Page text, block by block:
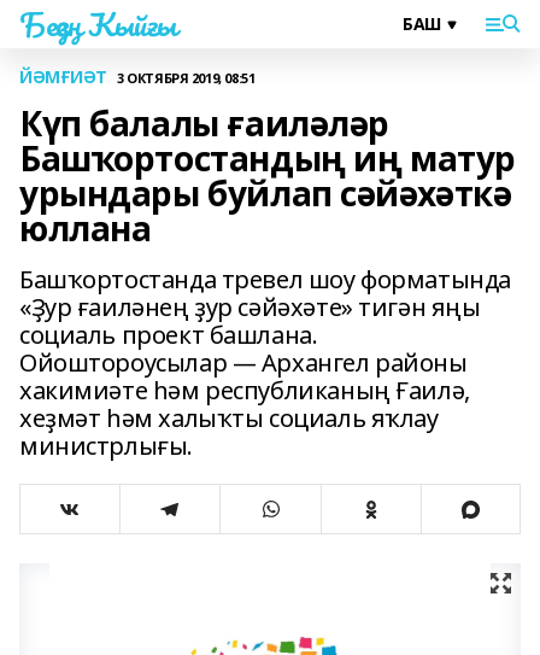
Беҙҙең Ҡыйғы
ЙӘМҒИӘТ 3 ОКТЯБРЯ 2019, 08:51
Күп балалы ғаиләләр
Башҡортостандың иң матур
урындары буйлап сәйәхәткә
юллана
Башҡортостанда тревел шоу форматында
«Ҙур ғаиләнең ҙур сәйәхәте» тигән яңы
социаль проект башлана.
Ойоштороусылар — Архангел районы
хакимиәте һәм республиканың Ғаилә,
хеҙмәт һәм халыҡты социаль яҡлау
министрлығы.